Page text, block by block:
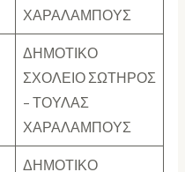
ΧΑΡΑΛΑΜΠΟΥΣ
ΔΗΜΟΤΙΚΟ
ΣΧΟΛΕΙΟ ΣΩΤΗΡΟΣ
– ΤΟΥΛΑΣ
ΧΑΡΑΛΑΜΠΟΥΣ
ΔΗΜΟΤΙΚΟ